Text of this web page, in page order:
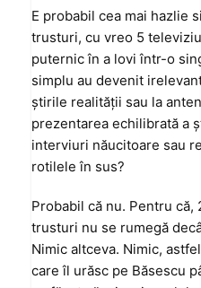
E probabil cea mai hazlie
trusturi, cu vreo 5
puternic în a lovi într-o
simplu au devenit
ştirile realităţii sau la
prezentarea echilibrată a
interviuri năucitoare sau
rotilele în sus?
Probabil că nu. Pentru că,
trusturi nu se rumegă
Nimic altceva. Nimic,
care îl urăsc pe Băsescu